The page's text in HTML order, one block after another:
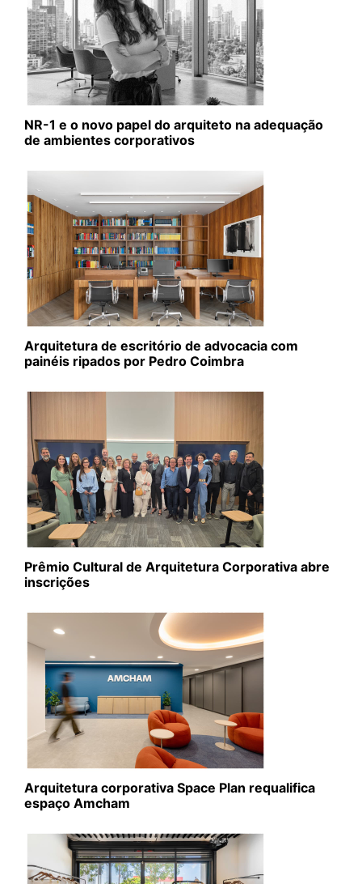
NR-1 e o novo papel do arquiteto na adequação
de ambientes corporativos
Arquitetura de escritório de advocacia com
painéis ripados por Pedro Coimbra
Prêmio Cultural de Arquitetura Corporativa abre
inscrições
Arquitetura corporativa Space Plan requalifica
espaço Amcham